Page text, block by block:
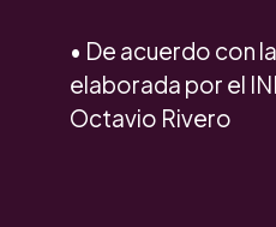
• De acuerdo con
elaborada por el
Octavio Rivero